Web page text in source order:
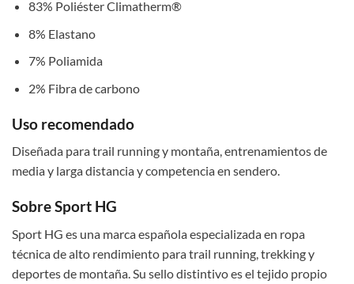
83% Poliéster Climatherm®
8% Elastano
7% Poliamida
2% Fibra de carbono
Uso recomendado
Diseñada para trail running y montaña, entrenamientos de
media y larga distancia y competencia en sendero.
Sobre Sport HG
Sport HG es una marca española especializada en ropa
técnica de alto rendimiento para trail running, trekking y
deportes de montaña. Su sello distintivo es el tejido propio